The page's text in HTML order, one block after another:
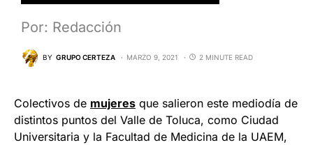
Por: Redacción
BY GRUPO CERTEZA MARZO 9, 2021 2 MINUTE READ
Colectivos de mujeres que salieron este mediodía de
distintos puntos del Valle de Toluca, como Ciudad
Universitaria y la Facultad de Medicina de la UAEM,